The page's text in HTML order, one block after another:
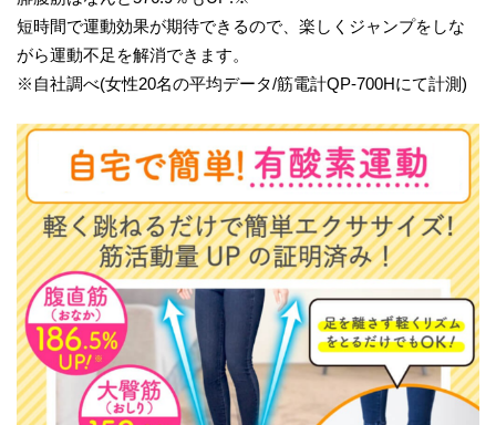
短時間で運動効果が期待できるので、楽しくジャンプをしな
がら運動不足を解消できます。
※自社調べ(女性20名の平均データ/筋電計QP-700Hにて計測)